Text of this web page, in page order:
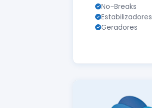
No-Breaks
Estabilizadores
Geradores